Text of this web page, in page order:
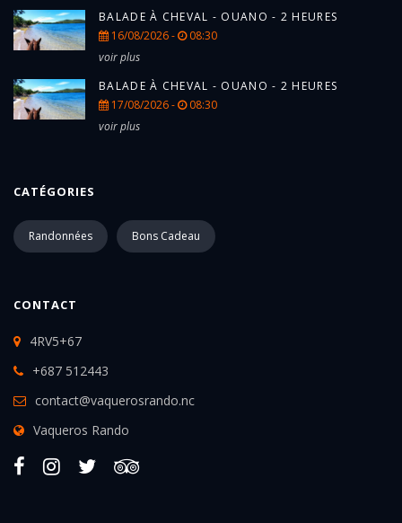
BALADE À CHEVAL - OUANO - 2 HEURES
16/08/2026 -
08:30
voir plus
BALADE À CHEVAL - OUANO - 2 HEURES
17/08/2026 -
08:30
voir plus
CATÉGORIES
Randonnées Bons Cadeau
CONTACT
4RV5+67
+687 512443
contact@vaquerosrando.nc
Vaqueros Rando